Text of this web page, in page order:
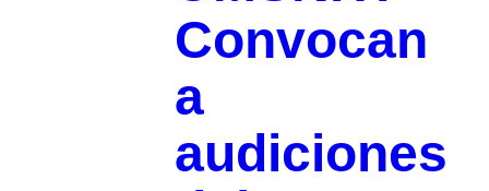
Convocan
a
audiciones